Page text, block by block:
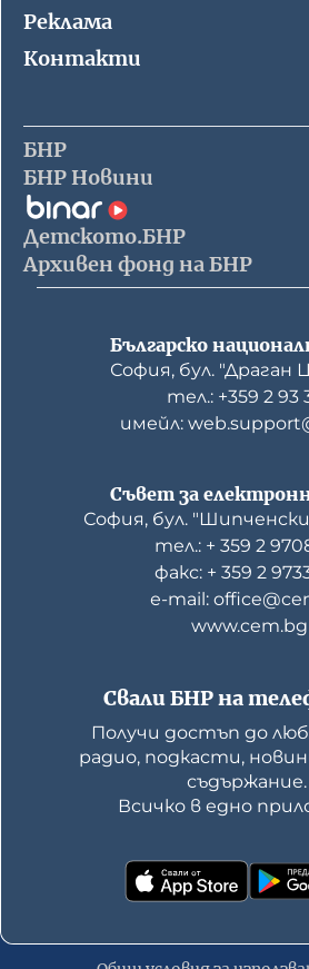
Реклама
Контакти
БНР
БНР Новини
Детското.БНР
Архивен фонд на БНР
Българско
София, бул. "Драган
тел.: +359 2 93
имейл:
Свали БНР на
Получи достъп до
радио, подкасти,
съдържание.
Всичко в едно
Съвет за
София, бул.
тел.: + 359 2
факс: + 359 2
е-mail:
www.cem.bg